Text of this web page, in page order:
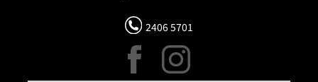
2406 5701